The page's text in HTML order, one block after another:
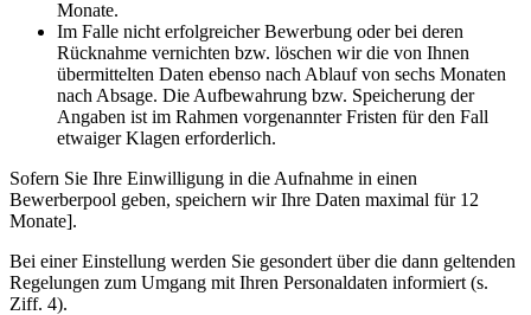
Monate.
Im Falle nicht erfolgreicher Bewerbung oder bei deren
Rücknahme vernichten bzw. löschen wir die von Ihnen
übermittelten Daten ebenso nach Ablauf von sechs Monaten
nach Absage. Die Aufbewahrung bzw. Speicherung der
Angaben ist im Rahmen vorgenannter Fristen für den Fall
etwaiger Klagen erforderlich.
Sofern Sie Ihre Einwilligung in die Aufnahme in einen
Bewerberpool geben, speichern wir Ihre Daten maximal für 12
Monate].
Bei einer Einstellung werden Sie gesondert über die dann geltenden
Regelungen zum Umgang mit Ihren Personaldaten informiert (s.
Ziff. 4).